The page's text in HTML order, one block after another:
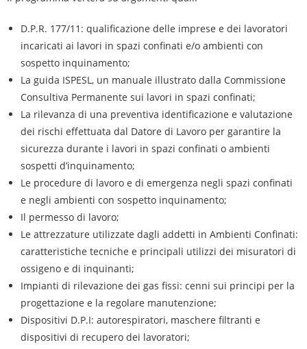
D.P.R. 177/11: qualificazione delle imprese e dei lavoratori
incaricati ai lavori in spazi confinati e/o ambienti con
sospetto inquinamento;
La guida ISPESL, un manuale illustrato dalla Commissione
Consultiva Permanente sui lavori in spazi confinati;
La rilevanza di una preventiva identificazione e valutazione
dei rischi effettuata dal Datore di Lavoro per garantire la
sicurezza durante i lavori in spazi confinati o ambienti
sospetti d’inquinamento;
Le procedure di lavoro e di emergenza negli spazi confinati
e negli ambienti con sospetto inquinamento;
Il permesso di lavoro;
Le attrezzature utilizzate dagli addetti in Ambienti Confinati:
caratteristiche tecniche e principali utilizzi dei misuratori di
ossigeno e di inquinanti;
Impianti di rilevazione dei gas fissi: cenni sui principi per la
progettazione e la regolare manutenzione;
Dispositivi D.P.I: autorespiratori, maschere filtranti e
dispositivi di recupero dei lavoratori;